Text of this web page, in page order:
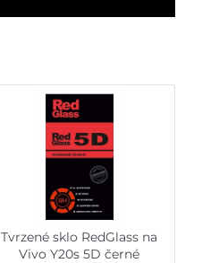
Tvrzené sklo RedGlass na
Vivo Y20s 5D černé